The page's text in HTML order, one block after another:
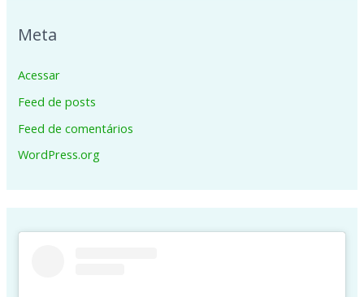
Meta
Acessar
Feed de posts
Feed de comentários
WordPress.org